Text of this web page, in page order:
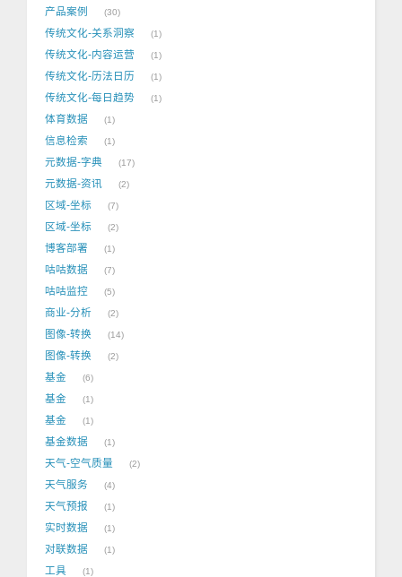
产品案例 30
传统文化-关系洞察 1
传统文化-内容运营 1
传统文化-历法日历 1
传统文化-每日趋势 1
体育数据 1
信息检索 1
元数据-字典 17
元数据-资讯 2
区域-坐标 7
区域-坐标 2
博客部署 1
咕咕数据 7
咕咕监控 5
商业-分析 2
图像-转换 14
图像-转换 2
基金 6
基金 1
基金 1
基金数据 1
天气-空气质量 2
天气服务 4
天气预报 1
实时数据 1
对联数据 1
工具 1